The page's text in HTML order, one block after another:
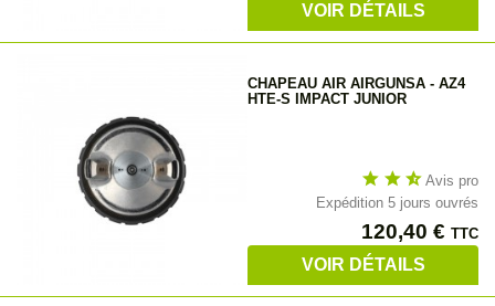
VOIR DÉTAILS
CHAPEAU AIR AIRGUNSA - AZ4
HTE-S IMPACT JUNIOR
star star star_half Avis pro
Expédition 5 jours ouvrés
Prix
120,40 € TTC
VOIR DÉTAILS